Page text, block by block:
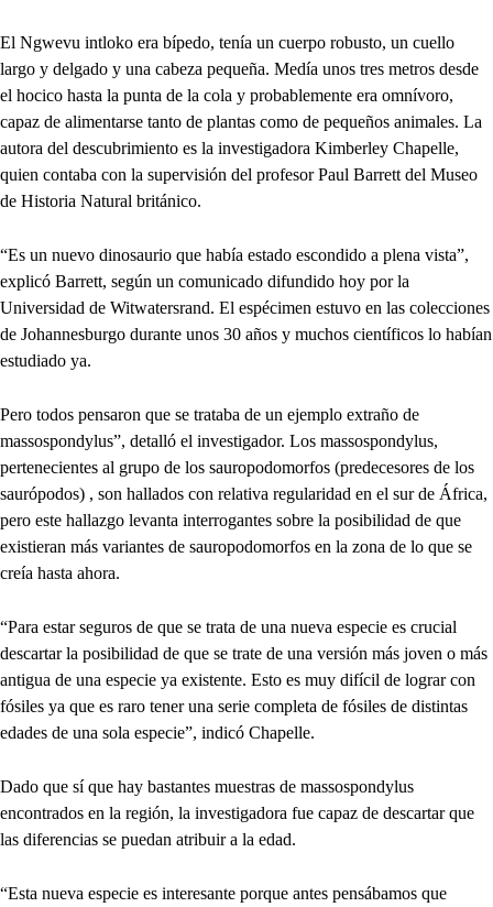
El Ngwevu intloko era bípedo, tenía un cuerpo robusto, un cuello
largo y delgado y una cabeza pequeña. Medía unos tres metros desde
el hocico hasta la punta de la cola y probablemente era omnívoro,
capaz de alimentarse tanto de plantas como de pequeños animales. La
autora del descubrimiento es la investigadora Kimberley Chapelle,
quien contaba con la supervisión del profesor Paul Barrett del Museo
de Historia Natural británico.
“Es un nuevo dinosaurio que había estado escondido a plena vista”,
explicó Barrett, según un comunicado difundido hoy por la
Universidad de Witwatersrand. El espécimen estuvo en las colecciones
de Johannesburgo durante unos 30 años y muchos científicos lo habían
estudiado ya.
Pero todos pensaron que se trataba de un ejemplo extraño de
massospondylus”, detalló el investigador. Los massospondylus,
pertenecientes al grupo de los sauropodomorfos (predecesores de los
saurópodos) , son hallados con relativa regularidad en el sur de África,
pero este hallazgo levanta interrogantes sobre la posibilidad de que
existieran más variantes de sauropodomorfos en la zona de lo que se
creía hasta ahora.
“Para estar seguros de que se trata de una nueva especie es crucial
descartar la posibilidad de que se trate de una versión más joven o más
antigua de una especie ya existente. Esto es muy difícil de lograr con
fósiles ya que es raro tener una serie completa de fósiles de distintas
edades de una sola especie”, indicó Chapelle.
Dado que sí que hay bastantes muestras de massospondylus
encontrados en la región, la investigadora fue capaz de descartar que
las diferencias se puedan atribuir a la edad.
“Esta nueva especie es interesante porque antes pensábamos que